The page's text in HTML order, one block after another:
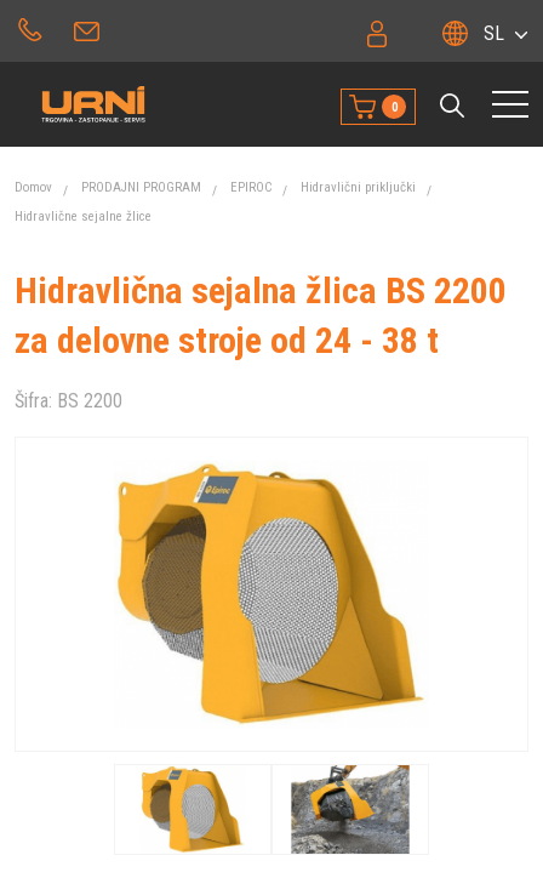
SL
0
Domov PRODAJNI PROGRAM EPIROC
Hidravlični priključki
Hidravlične sejalne žlice
Hidravlična sejalna žlica BS 2200
za delovne stroje od 24 - 38 t
Šifra: BS 2200